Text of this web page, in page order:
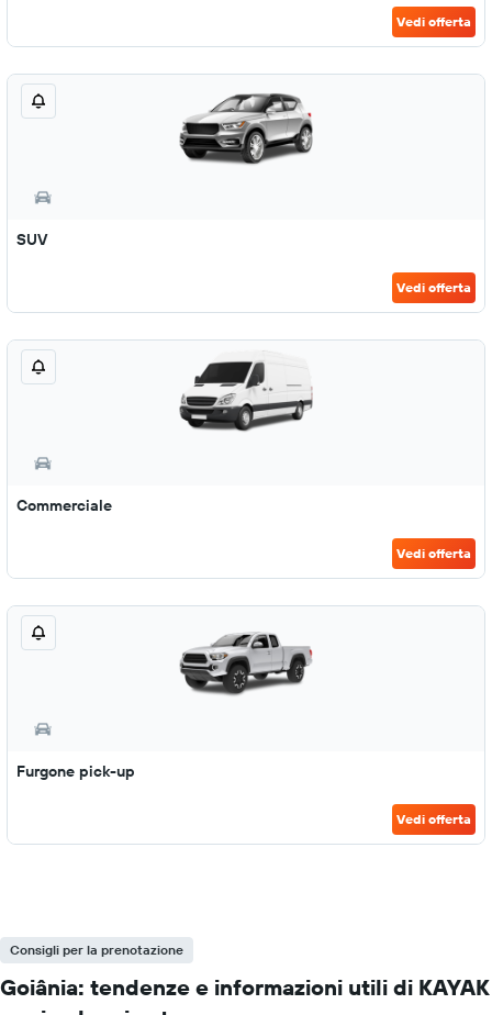
Vedi offerta
SUV
Vedi offerta
Commerciale
Vedi offerta
Furgone pick-up
Vedi offerta
Consigli per la prenotazione
Goiânia: tendenze e informazioni utili di KAYAK